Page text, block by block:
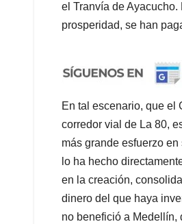
el Tranvía de
prosperidad, se han
En tal escenario, que el
corredor vial de La 80,
más grande esfuerzo
lo ha hecho
en la creación,
dinero del que haya
no benefició a Medellín,